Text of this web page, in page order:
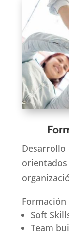
Desarrollo
orientados
Formación
Soft
Team